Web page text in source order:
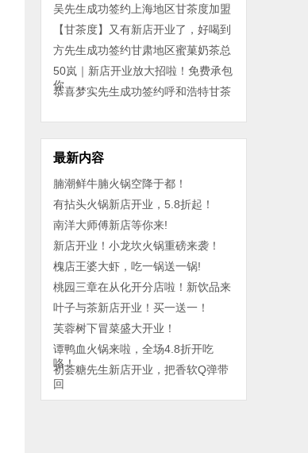
吴先生成功签约上海地区甘茶度加盟
【甘茶度】又有新店开业了，好喝到
方先生成功签约甘肃地区蜜菓奶茶总
50岚｜新店开业放大招啦！免费承包
你
恭喜梦实先生成功签约呼和浩特甘茶
最新内容
腩潮鲜牛腩火锅空降于都！
有拈头火锅新店开业，5.8折起！
南洋大师傅新店等你来!
新店开业！小龙坎火锅重磅来袭！
槐店王婆大虾，吃一锅送一锅!
桃园三章在从化开分店啦！新饮品来
叶子与茶新店开业！买一送一！
芙蓉树下冒菜盛大开业！
谭鸭血火锅来啦，全场4.8折开吃
咯！
初荟糖先生新店开业，把香软Q弹带
回